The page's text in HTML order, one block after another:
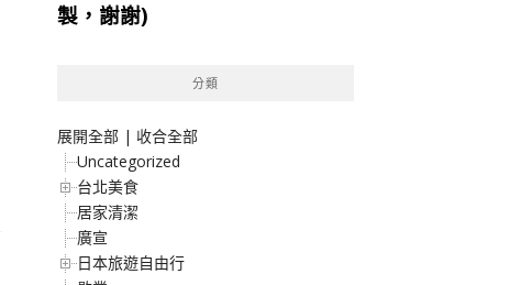
製，謝謝)
分類
展開全部 | 收合全部
Uncategorized
台北美食
居家清潔
廣宣
日本旅遊自由行